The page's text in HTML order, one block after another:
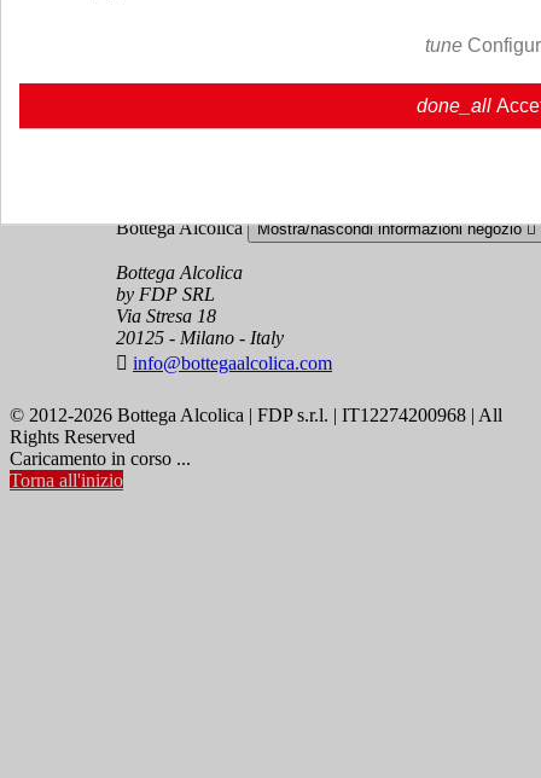
Bottega Alcolica Mostra/nascondi informazioni negozio
Bottega Alcolica
by FDP SRL
Via Stresa 18
20125 - Milano - Italy
 info@bottegaalcolica.com
© 2012-2026 Bottega Alcolica | FDP s.r.l. | IT12274200968 | All
Rights Reserved
Caricamento in corso ...
Torna all'inizio
tune
done_all